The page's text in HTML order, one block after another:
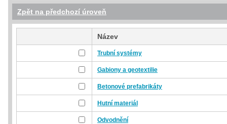
Zpět na předchozí úroveň
Název
Trubní systémy
Gabiony a geotextilie
Betonové prefabrikáty
Hutní materiál
Odvodnění